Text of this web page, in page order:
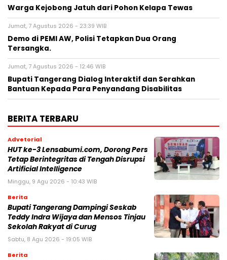
Warga Kejobong Jatuh dari Pohon Kelapa Tewas
Jumat, 7 Agustus 2026 - 23:39 WIB
Demo di PEMI AW, Polisi Tetapkan Dua Orang
Tersangka.
Jumat, 7 Agustus 2026 - 12:46 WIB
Bupati Tangerang Dialog Interaktif dan Serahkan
Bantuan Kepada Para Penyandang Disabilitas
BERITA TERBARU
Advetorial
HUT ke-3 Lensabumi.com, Dorong Pers
Tetap Berintegritas di Tengah Disrupsi
Artificial Intelligence
Minggu, 9 Agu 2026 - 10:43 WIB
Berita
Bupati Tangerang Dampingi Seskab
Teddy Indra Wijaya dan Mensos Tinjau
Sekolah Rakyat di Curug
Sabtu, 8 Agu 2026 - 19:05 WIB
Berita